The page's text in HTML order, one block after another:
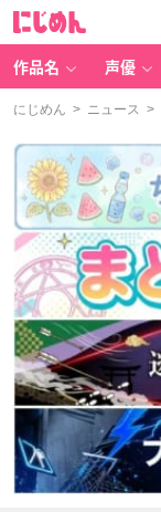
作品名 声優
にじめん > ニュース >